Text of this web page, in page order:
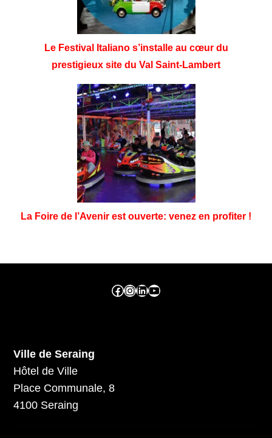
Le Festival Italiano s’installe au cœur du
prestigieux site du Val Saint-Lambert
La Foire de l’Avenir est ouverte: venez en profiter !
Facebook ville de seraing Instragram ville de seraing linkedin – ville de seraing YouTube
Ville de Seraing
Hôtel de Ville
Place Communale, 8
4100 Seraing